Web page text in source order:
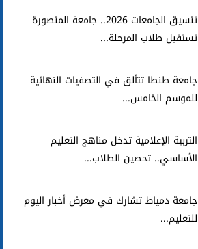
تنسيق الجامعات 2026.. جامعة المنصورة
تستقبل طلاب المرحلة...
جامعة طنطا تتألق في التصفيات النهائية
للموسم الخامس...
التربية الإعلامية تدخل مناهج التعليم
الأساسي.. تحصين الطلاب...
جامعة دمياط تشارك في معرض أخبار اليوم
للتعليم...